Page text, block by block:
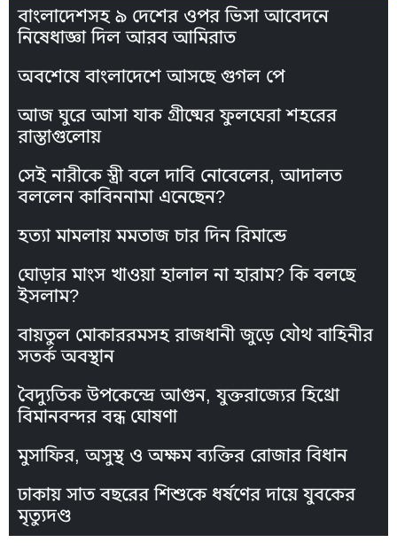
বাংলাদেশসহ ৯ দেশের ওপর ভিসা আবেদনে
নিষেধাজ্ঞা দিল আরব আমিরাত
অবশেষে বাংলাদেশে আসছে গুগল পে
আজ ঘুরে আসা যাক গ্রীষ্মের ফুলঘেরা শহরের
রাস্তাগুলোয়
সেই নারীকে স্ত্রী বলে দাবি নোবেলের, আদালত
বললেন কাবিননামা এনেছেন?
হত্যা মামলায় মমতাজ চার দিন রিমান্ডে
ঘোড়ার মাংস খাওয়া হালাল না হারাম? কি বলছে
ইসলাম?
বায়তুল মোকাররমসহ রাজধানী জুড়ে যৌথ বাহিনীর
সতর্ক অবস্থান
বৈদ্যুতিক উপকেন্দ্রে আগুন, যুক্তরাজ্যের হিথ্রো
বিমানবন্দর বন্ধ ঘোষণা
মুসাফির, অসুস্থ ও অক্ষম ব্যক্তির রোজার বিধান
ঢাকায় সাত বছরের শিশুকে ধর্ষণের দায়ে যুবকের
মৃত্যুদণ্ড